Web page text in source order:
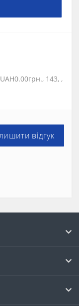
143, ,
відгук